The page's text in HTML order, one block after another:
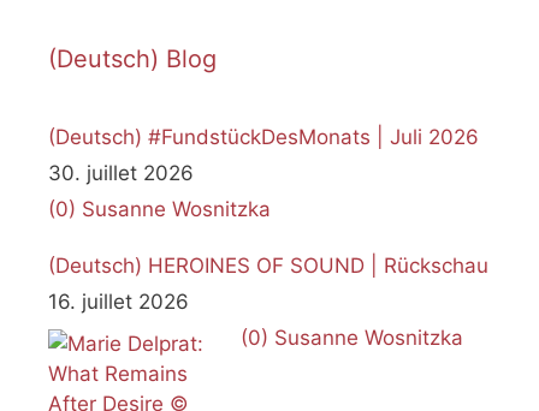
(Deutsch) Blog
(Deutsch) #FundstückDesMonats | Juli 2026
30. juillet 2026
(0) Susanne Wosnitzka
(Deutsch) HEROINES OF SOUND | Rückschau
16. juillet 2026
(0) Susanne Wosnitzka